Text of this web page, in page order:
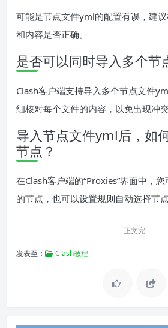
可能是节点文件yml的配置有误，建
和内容是否正确。
是否可以同时导入多个节
Clash客户端支持导入多个节点文件
细核对每个文件的内容，以免出现冲突
导入节点文件yml后，如
节点？
在Clash客户端的“Proxies”界面中，
的节点，也可以设置规则自动选择节点
正文完
发表至： Clash教程